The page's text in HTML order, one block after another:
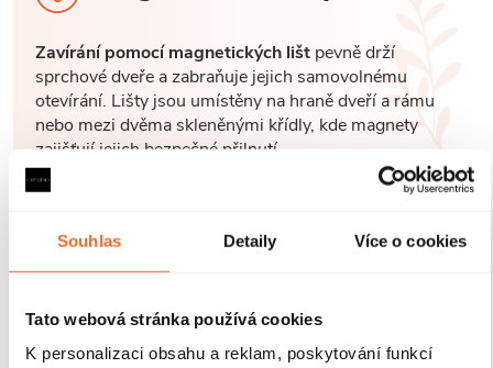
Souhlas Detaily Více o cookies
Tato webová stránka používá cookies
K personalizaci obsahu a reklam, poskytování funkcí
Zavírání pomocí magnetických lišt pevně drží
sprchové dveře a zabraňuje jejich samovolnému
otevírání. Lišty jsou umístěny na hraně dveří a rámu
nebo mezi dvěma skleněnými křídly, kde magnety
zajišťují jejich bezpečné přilnutí.